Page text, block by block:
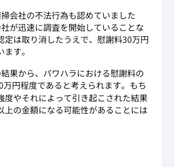
会社の不法行為も認めていました
が迅速に調査を開始していることな
定は取り消したうえで、慰謝料30万円
す。
果から、パワハラにおける慰謝料の
円程度であると考えられます。もち
度やそれによって引き起こされた結果
上の金額になる可能性があることには